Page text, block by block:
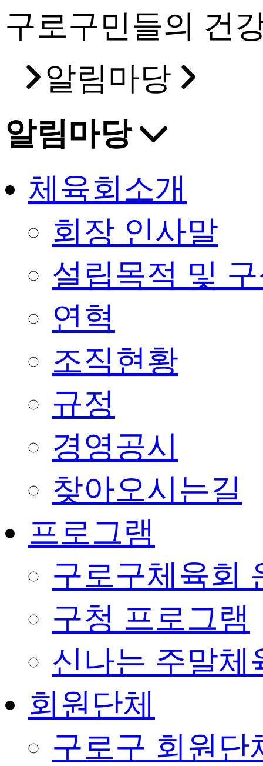
구로구민들의 건
알림마당
알림마당
체육회소개
회장 인사말
설립목적 및
연혁
조직현황
규정
경영공시
찾아오시는길
프로그램
구로구체육회
구청 프로그램
신나는 주말체
회원단체
구로구 회원단